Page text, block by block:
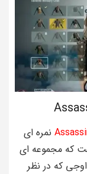
نمره ای
که مجموعه ای
که در نظر